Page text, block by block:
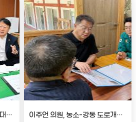
박용걸 예산결산특별위원장, 대공원로 확장공사 현안점검 간담회
이주언 의원, 농소-강동 도로개설 민원 현장 점검